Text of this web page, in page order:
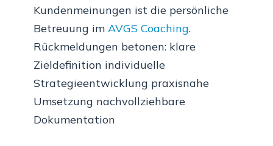
Kundenmeinungen ist die persönliche
Betreuung im AVGS Coaching.
Rückmeldungen betonen: klare
Zieldefinition individuelle
Strategieentwicklung praxisnahe
Umsetzung nachvollziehbare
Dokumentation